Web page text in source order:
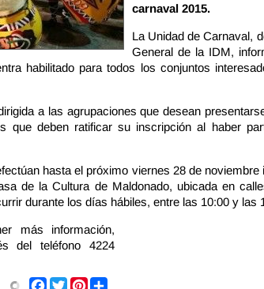
carnaval 2015.
La Unidad de Carnaval,
General de la IDM,
habilitado para todos los conjuntos
a las agrupaciones que desean
que deben ratificar su inscripción al haber
hasta el próximo viernes 28 de noviembre
de la Cultura de Maldonado, ubicada en
durante los días hábiles, entre las 10:00 y las
más información,
del teléfono 4224
Facebook
TwitterPinterest